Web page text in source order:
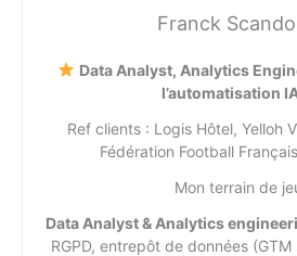
Franck
Data Analyst, Analytics
l’automatisation
Ref clients : Logis Hôtel, Yelloh
Fédération Football
Mon terrain de
Data Analyst & Analytics
RGPD, entrepôt de données